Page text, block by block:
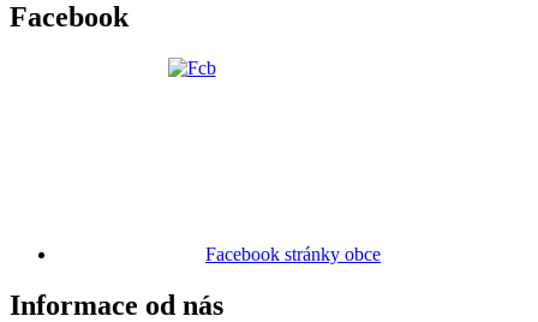
Facebook
Facebook stránky obce
Informace od nás